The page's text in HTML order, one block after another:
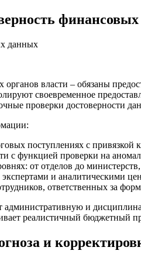
власти – обязаны
своевременное
проверки достоверности
поступлениях с
с функцией проверки на
от отделов до
и аналитическими
ответственных за
административную и
реалистичный бюджетный
и